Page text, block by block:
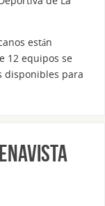
están
12 equipos se
disponibles para